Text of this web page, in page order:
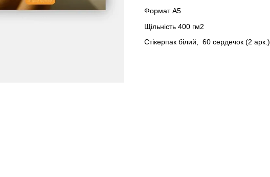
Формат А5
Щільність 400 гм2
Стікерпак білий, 60 сердечок (2 арк.)